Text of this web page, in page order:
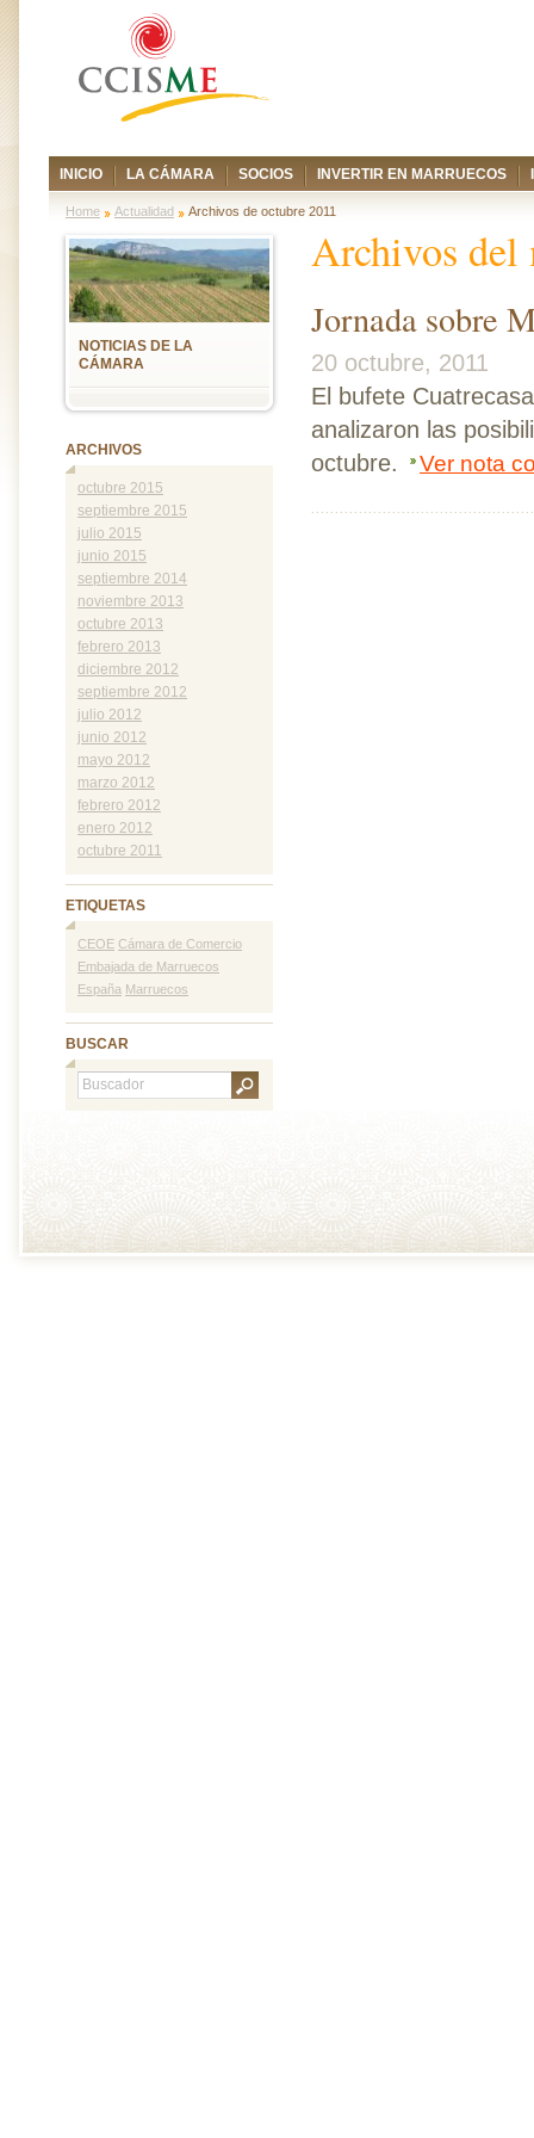
INICIO LA CÁMARA SOCIOS INVERTIR EN MARRUECOS
Home Actualidad Archivos de octubre 2011
Archivos
Jornada sobre
20 octubre, 2011
El bufete
analizaron las
octubre.
Ver nota
NOTICIAS DE LA
CÁMARA
ARCHIVOS
octubre 2015
septiembre 2015
julio 2015
junio 2015
septiembre 2014
noviembre 2013
octubre 2013
febrero 2013
diciembre 2012
septiembre 2012
julio 2012
junio 2012
mayo 2012
marzo 2012
febrero 2012
enero 2012
octubre 2011
ETIQUETAS
CEOE Cámara de Comercio
Embajada de Marruecos
España Marruecos
BUSCAR